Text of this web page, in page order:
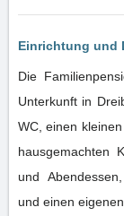
Einrichtung und
Die
Unterkunft in
WC, einen
hausgemachten
und
und einen